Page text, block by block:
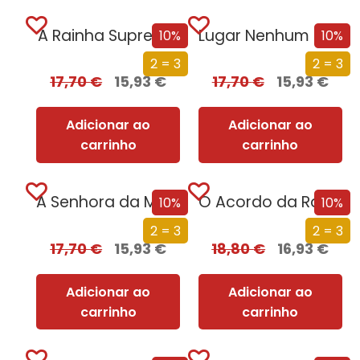
10%
2 = 3
A Rainha Suprema
17,70€ 15,93€
Adicionar ao
carrinho
10%
2 = 3
Lugar Nenhum – Neverwhere
17,70€ 15,93€
Adicionar ao
carrinho
10%
2 = 3
A Senhora da Magia
17,70€ 15,93€
Adicionar ao
carrinho
10%
2 = 3
O Acordo da Rainha
18,80€ 16,93€
Adicionar ao
carrinho